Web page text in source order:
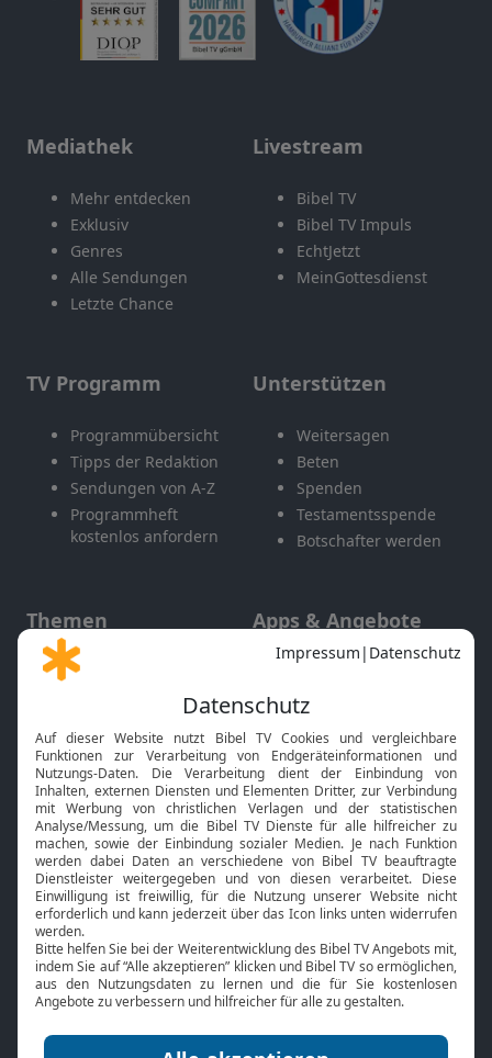
Mediathek
Mehr entdecken
Exklusiv
Genres
Alle Sendungen
Letzte Chance
Livestream
Bibel TV
Bibel TV Impuls
EchtJetzt
MeinGottesdienst
TV Programm
Programmübersicht
Tipps der Redaktion
Sendungen von A-Z
Programmheft
kostenlos anfordern
Unterstützen
Weitersagen
Beten
Spenden
Testamentsspende
Botschafter werden
Themen
Gott und Bibel erklärt
Neuigkeiten
Apps & Angebote
Mobile App
Smart TV
HbbTV
Bibelthek Online-Bibel
Nächster Gottesdienst
Bibel TV
Über uns
Jobs
Mediadaten
Service
Kontakt
TV-Empfang